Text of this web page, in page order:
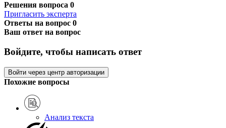
Решения вопроса 0
Пригласить эксперта
Ответы на вопрос 0
Ваш ответ на вопрос
Войдите, чтобы написать ответ
Войти через центр авторизации
Похожие вопросы
Анализ текста